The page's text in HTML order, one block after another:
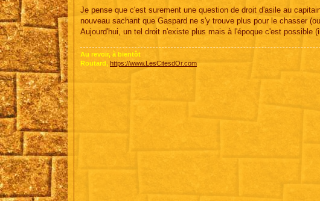
s
a
g
e
Je pense que c'est surement une question de droit d'asile au
nouveau sachant que Gaspard ne s'y trouve plus pour le chasser
Aujourd'hui, un tel droit n'existe plus mais à l'époque c'est possible
Au revoir, à bientôt
Routard, https://www.LesCitesdOr.com